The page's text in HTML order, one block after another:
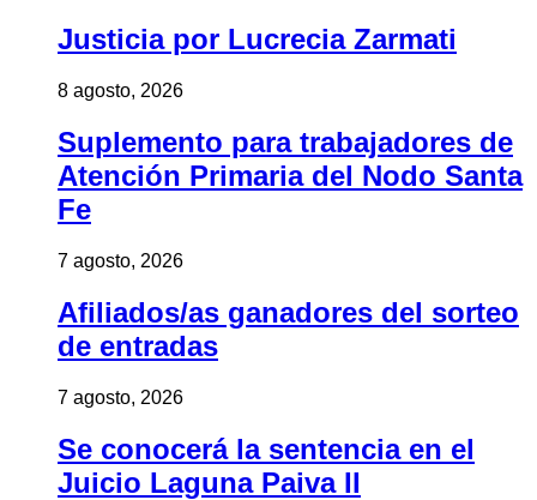
Justicia por Lucrecia Zarmati
8 agosto, 2026
Suplemento para trabajadores de
Atención Primaria del Nodo Santa
Fe
7 agosto, 2026
Afiliados/as ganadores del sorteo
de entradas
7 agosto, 2026
Se conocerá la sentencia en el
Juicio Laguna Paiva II